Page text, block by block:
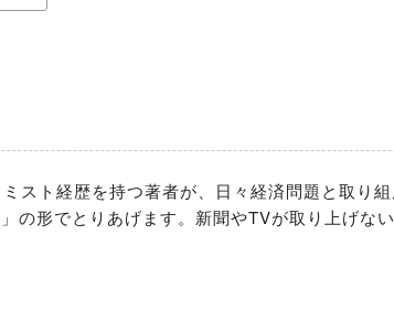
スト経歴を持つ著者が、日々経済問題と取り
の形でとりあげます。新聞やTVが取り上げな